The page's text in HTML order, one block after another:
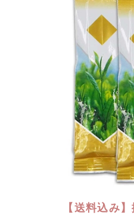
【送料込み